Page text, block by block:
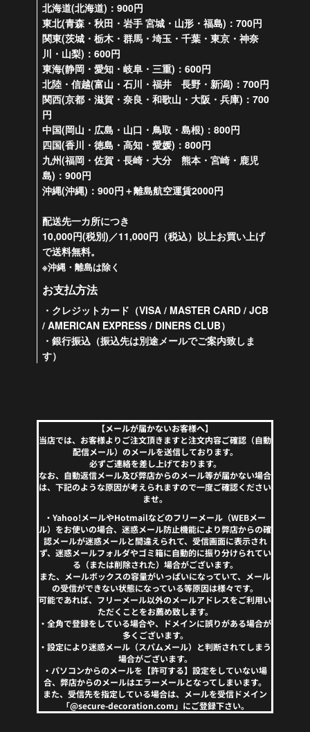
北海道(北海道)：900円
東北(青森・秋田・岩手 宮城・山形・福島)：700円
関東(茨城・栃木・群馬・埼玉・千葉・東京・神奈
川・山梨)：600円
東海(静岡・愛知・岐阜・三重)：600円
北陸・信越(富山・石川・福井 長野・新潟)：700円
関西(京都・滋賀・奈良・和歌山・大阪・兵庫)：700
円
中国(岡山・広島・山口・鳥取・島根)：800円
四国(香川・徳島・高知・愛媛)：800円
九州(福岡・佐賀・長崎・大分 熊本・宮崎・鹿児
島)：900円
沖縄(沖縄)：900円＋離島航空運賃2000円
配送先一カ所につき
10,000円(税別)／11,000円（税込）以上お買い上げ
で送料無料。
※沖縄・離島は除く
お支払方法
・クレジットカード（VISA / MASTER CARD / JCB
/ AMERICAN EXPRESS / DINERS CLUB）
・銀行振込（振込先は別途メールでご案内致しま
す）
【メールが届かないお客様へ】
当店では、お客様よりご注文頂きますと注文内容ご確認（自動
配信メール）のメールを送信しております。
必ずご連絡を差し上げております。
なお、自動返信メール及び弊店からのメール等が届かない場合
は、下記のような原因が考えられますので一度ご確認ください
ませ。
・Yahoo!メールやHotmailなどのフリーメール（WEBメー
ル）をお使いの場合、迷惑メール防止機能により弊店からの確
認メールが迷惑メールと間違えられて、受信画面に表示され
ず、迷惑メールフォルダやゴミ箱に自動的に振り分けられてい
る（または削除された）場合がございます。
また、メールボックスの容量がいっぱいになっていて、メール
の受信ができない状態になっている等原因は様々です。
可能であれば、フリーメール以外のメールアドレスをご利用い
ただくことをお薦め致します。
・全角で登録をしている場合や、ドメインに誤りがある場合が
多くございます。
・設定により迷惑メール（スパムメール）と判断されてしまう
場合がございます。
・パソコンからのメールを【許可する】設定をしていない場
合、弊店からのメールはエラーメールとなってしまいます。
また、受信先を指定している場合は、メールを受信ドメイン
「@secure-decoration.com」にご登録下さい。